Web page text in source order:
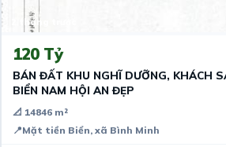
2 tháng trước
120 Tỷ
BÁN ĐẤT KHU NGHĨ DƯỠNG, KHÁCH
BIỂN NAM HỘI AN ĐẸP
📐 14846 m²
📍Mặt tiền Biển, xã Bình Minh